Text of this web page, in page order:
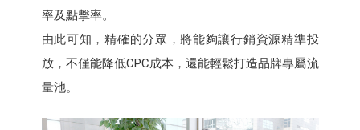
率及點擊率。
由此可知，精確的分眾，將能夠讓行銷資源精準投
放，不僅能降低CPC成本，還能輕鬆打造品牌專屬流
量池。